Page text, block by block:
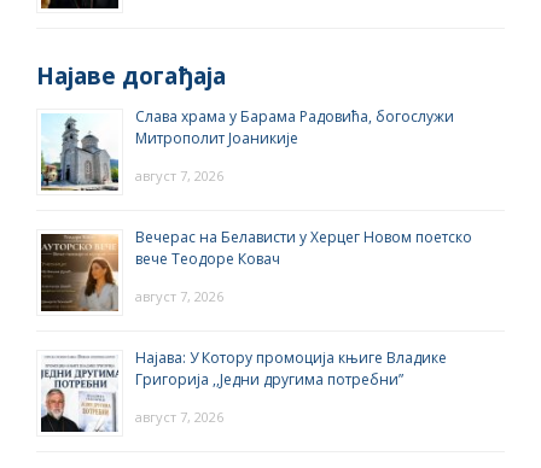
Најаве догађаја
Слава храма у Барама Радовића, богослужи
Митрополит Јоаникије
август 7, 2026
Вечерас на Белависти у Херцег Новом поетско
вече Теодоре Ковач
август 7, 2026
Најава: У Котору промоција књиге Владике
Григорија ,,Једни другима потребни”
август 7, 2026